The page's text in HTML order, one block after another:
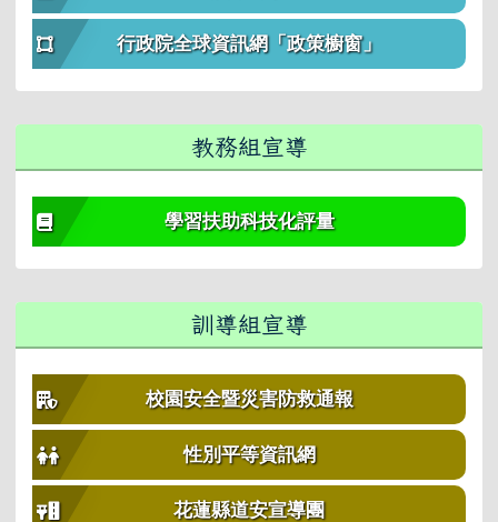
行政院全球資訊網「政策櫥窗」
教務組宣導
學習扶助科技化評量
訓導組宣導
校園安全暨災害防救通報
性別平等資訊網
花蓮縣道安宣導團